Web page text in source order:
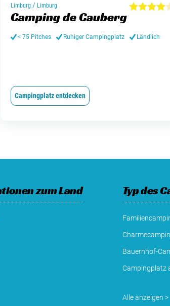
Limburg / Limburg
Camping de Cauberg
< 75 Pitches Ruhiger Campingplatz Ländlich
Campingplatz entdecken
zum Land Typ des
Bauernhof-
Campingplatz
Alle anzeigen >